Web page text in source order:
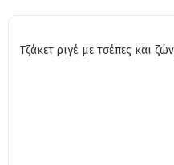
Τζάκετ ριγέ με τσέπες και